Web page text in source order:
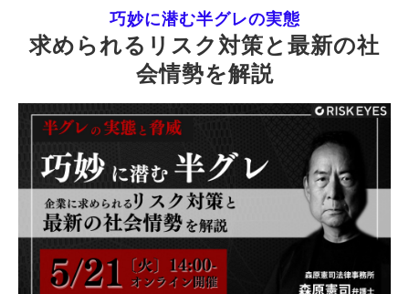
セミナー／イベント
eBooks
無料トライアル
巧妙に潜む半グレの実態
求められるリスク対策と最新の社
会情勢を解説